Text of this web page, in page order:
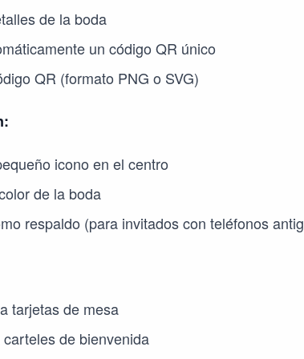
de la boda
un código QR único
QR (formato PNG o SVG)
icono en el centro
de la boda
respaldo (para invitados con teléfonos
tarjetas de mesa
de bienvenida